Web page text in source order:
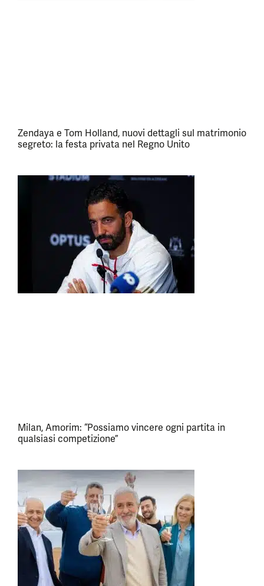
Zendaya e Tom Holland, nuovi dettagli sul matrimonio
segreto: la festa privata nel Regno Unito
Milan, Amorim: “Possiamo vincere ogni partita in
qualsiasi competizione”